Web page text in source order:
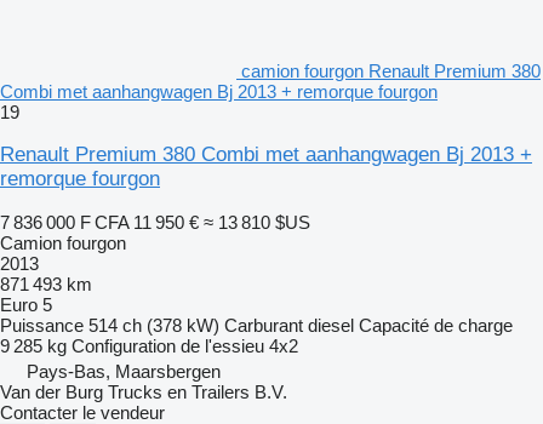
camion fourgon Renault Premium 380
Combi met aanhangwagen Bj 2013 + remorque fourgon
19
Renault Premium 380 Combi met aanhangwagen Bj 2013 +
remorque fourgon
7 836 000 F CFA 11 950 € ≈ 13 810 $US
Camion fourgon
2013
871 493 km
Euro 5
Puissance 514 ch (378 kW) Carburant diesel Capacité de charge
9 285 kg Configuration de l'essieu 4x2
Pays-Bas, Maarsbergen
Van der Burg Trucks en Trailers B.V.
Contacter le vendeur